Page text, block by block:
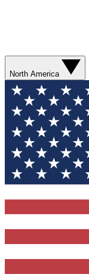
North America